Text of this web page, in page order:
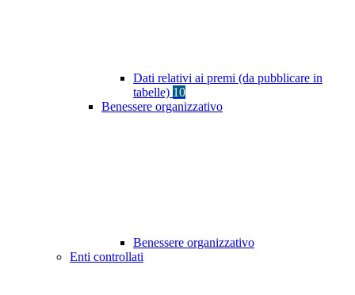
Dati relativi ai premi (da pubblicare in
tabelle) 10
Benessere organizzativo
Benessere organizzativo
Enti controllati